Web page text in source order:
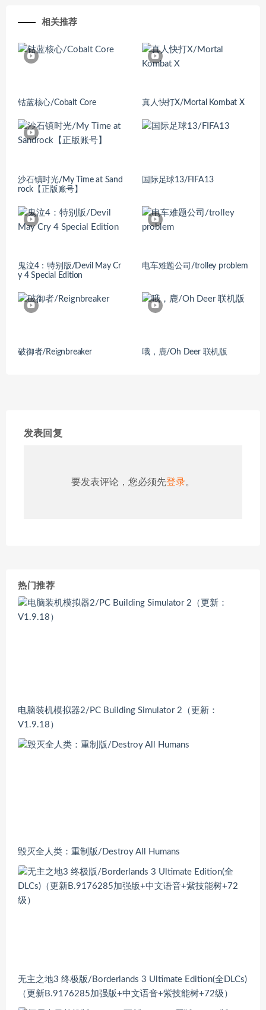
相关推荐
钴蓝核心/Cobalt Core 真人快打X/Mortal Kombat X
沙石镇时光/My Time at Sand
rock【正版账号】
国际足球13/FIFA13
鬼泣4：特别版/Devil May Cr
y 4 Special Edition
电车难题公司/trolley problem
破御者/Reignbreaker 哦，鹿/Oh Deer 联机版
发表回复
要发表评论，您必须先登录。
热门推荐
电脑装机模拟器2/PC Building Simulator 2（更新：
V1.9.18）
毁灭全人类：重制版/Destroy All Humans
无主之地3 终极版/Borderlands 3 Ultimate Edition(全DLCs)
（更新B.9176285加强版+中文语音+紫技能树+72级）